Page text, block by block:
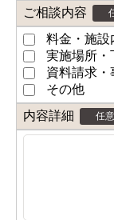
ご相談内容
料金・施設
実施場所・
資料請求・
その他
内容詳細
任意